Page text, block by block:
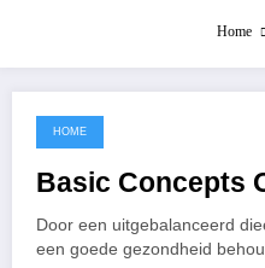
Home
September 2, 2021
HOME
Basic Concepts
Door een uitgebalanceerd
een goede gezondheid